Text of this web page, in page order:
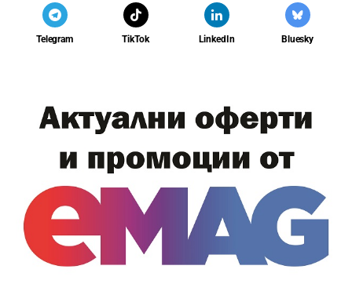
Telegram TikTok LinkedIn Bluesky